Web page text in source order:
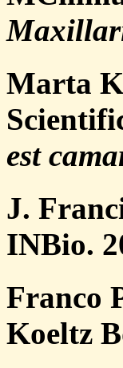
Marta
est
J.
INBio.
Franco
Koeltz